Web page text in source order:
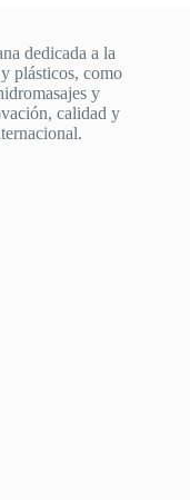
dedicada a la
plásticos, como
y
calidad y